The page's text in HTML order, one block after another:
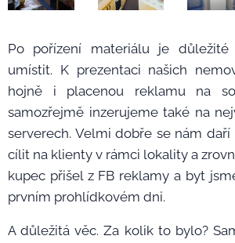
Po pořízení materiálu je
umístit. K prezentaci našich
hojně i placenou reklamu na
samozřejmě inzerujeme také na
serverech. Velmi dobře se nám
cílit na klienty v rámci lokality a
kupec přišel z FB reklamy a byt
prvním prohlídkovém dni.
A důležitá věc. Za kolik to bylo?